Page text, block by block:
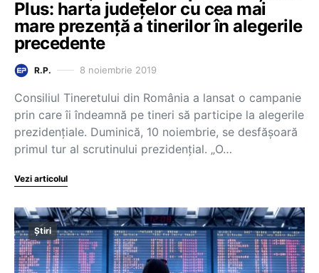
Plus: harta județelor cu cea mai
mare prezență a tinerilor în alegerile
precedente
R.P. 8 noiembrie 2019
Consiliul Tineretului din România a lansat o campanie
prin care îi îndeamnă pe tineri să participe la alegerile
prezidențiale. Duminică, 10 noiembrie, se desfășoară
primul tur al scrutinului prezidențial. „O…
Vezi articolul
Știri